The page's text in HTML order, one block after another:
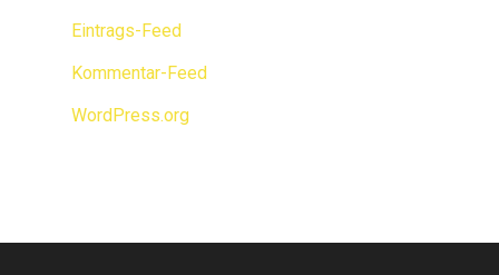
Eintrags-Feed
Kommentar-Feed
WordPress.org